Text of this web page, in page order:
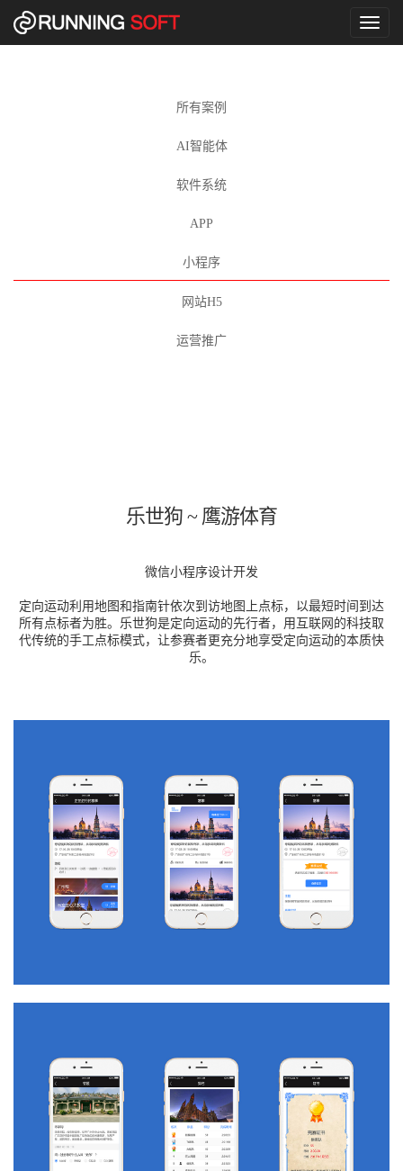
Toggle
所有案例
AI智能体
软件系统
APP
小程序
网站H5
运营推广
乐世狗 ~ 鹰游体育
微信小程序设计开发
定向运动利用地图和指南针依次到访地图上点标，以最短时间到达
所有点标者为胜。乐世狗是定向运动的先行者，用互联网的科技取
代传统的手工点标模式，让参赛者更充分地享受定向运动的本质快
乐。